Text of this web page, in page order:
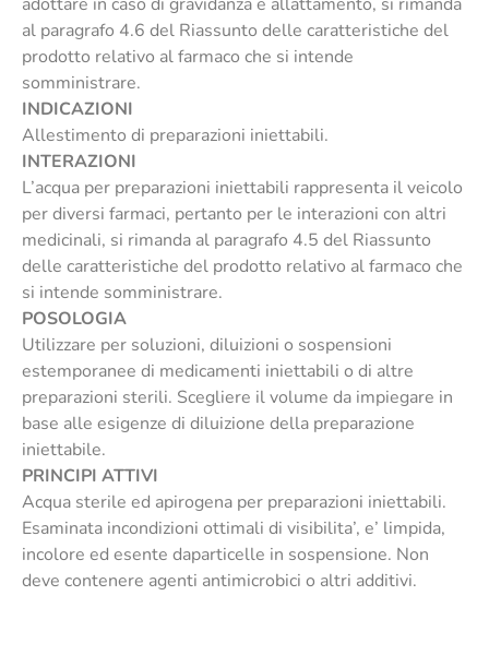
al paragrafo 4.6 del Riassunto delle caratteristiche del
prodotto relativo al farmaco che si intende
somministrare.
INDICAZIONI
Allestimento di preparazioni iniettabili.
INTERAZIONI
L’acqua per preparazioni iniettabili rappresenta il veicolo
per diversi farmaci, pertanto per le interazioni con altri
medicinali, si rimanda al paragrafo 4.5 del Riassunto
delle caratteristiche del prodotto relativo al farmaco che
si intende somministrare.
POSOLOGIA
Utilizzare per soluzioni, diluizioni o sospensioni
estemporanee di medicamenti iniettabili o di altre
preparazioni sterili. Scegliere il volume da impiegare in
base alle esigenze di diluizione della preparazione
iniettabile.
PRINCIPI ATTIVI
Acqua sterile ed apirogena per preparazioni iniettabili.
Esaminata incondizioni ottimali di visibilita’, e’ limpida,
incolore ed esente daparticelle in sospensione. Non
deve contenere agenti antimicrobici o altri additivi.